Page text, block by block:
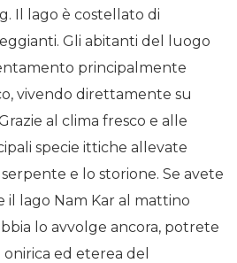
Il lago è costellato di
Gli abitanti del luogo
principalmente
vivendo direttamente su
al clima fresco e alle
specie ittiche allevate
e lo storione. Se avete
il lago Nam Kar al mattino
lo avvolge ancora, potrete
ed eterea del